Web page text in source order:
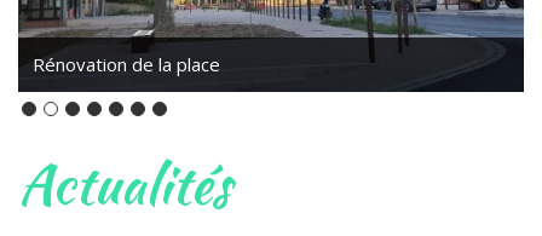
Rénovation de la place
Actualités